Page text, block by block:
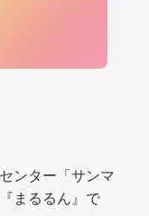
ンター「サンマ
まるるん』で